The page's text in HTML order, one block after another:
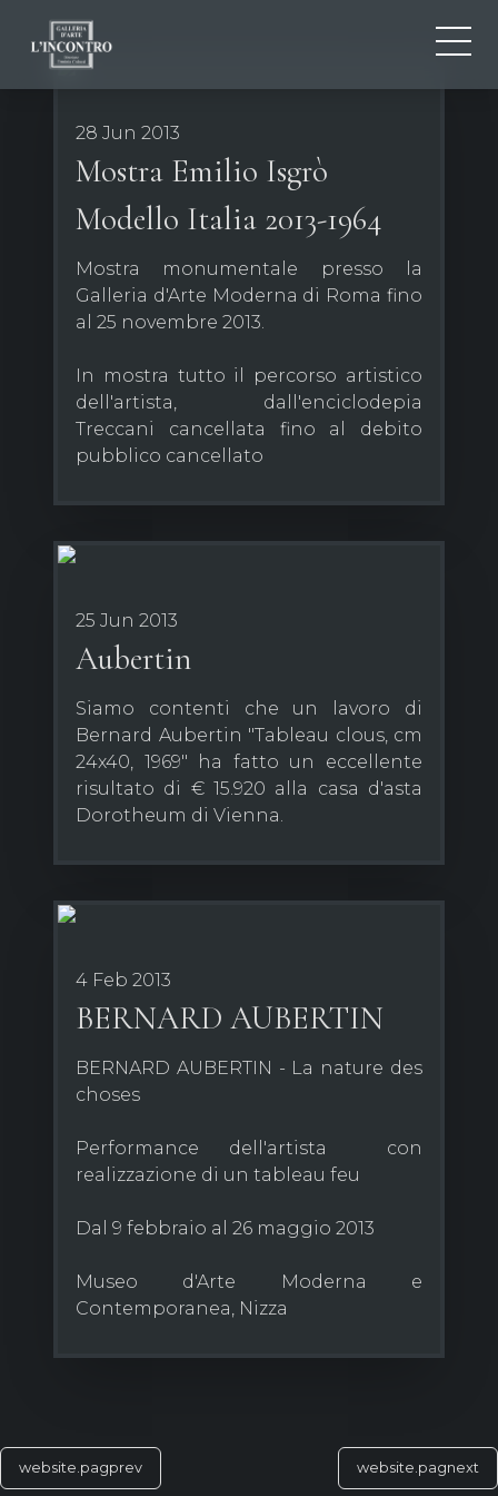
ABOUT US
NEWS AND EVENTS
EXHIBITIONS
CONTACTS
28 Jun 2013
Mostra Emilio Isgrò
Modello Italia 2013-1964
Mostra monumentale presso la
Galleria d'Arte Moderna di Roma fino
al 25 novembre 2013.
In mostra tutto il percorso artistico
dell'artista, dall'enciclodepia
Treccani cancellata fino al debito
pubblico cancellato
25 Jun 2013
Aubertin
Siamo contenti che un lavoro di
Bernard Aubertin "Tableau clous, cm
24x40, 1969" ha fatto un eccellente
risultato di € 15.920 alla casa d'asta
Dorotheum di Vienna.
4 Feb 2013
BERNARD AUBERTIN
BERNARD AUBERTIN - La nature des
choses
Performance dell'artista con
realizzazione di un tableau feu
Dal 9 febbraio al 26 maggio 2013
Museo d'Arte Moderna e
Contemporanea, Nizza
website.pagprev website.pagnext